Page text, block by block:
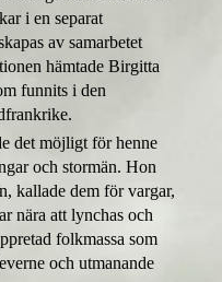
i en separat
av samarbetet
hämtade Birgitta
funnits i den
det möjligt för henne
och stormän. Hon
kallade dem för vargar,
nära att lynchas och
folkmassa som
och utmanande